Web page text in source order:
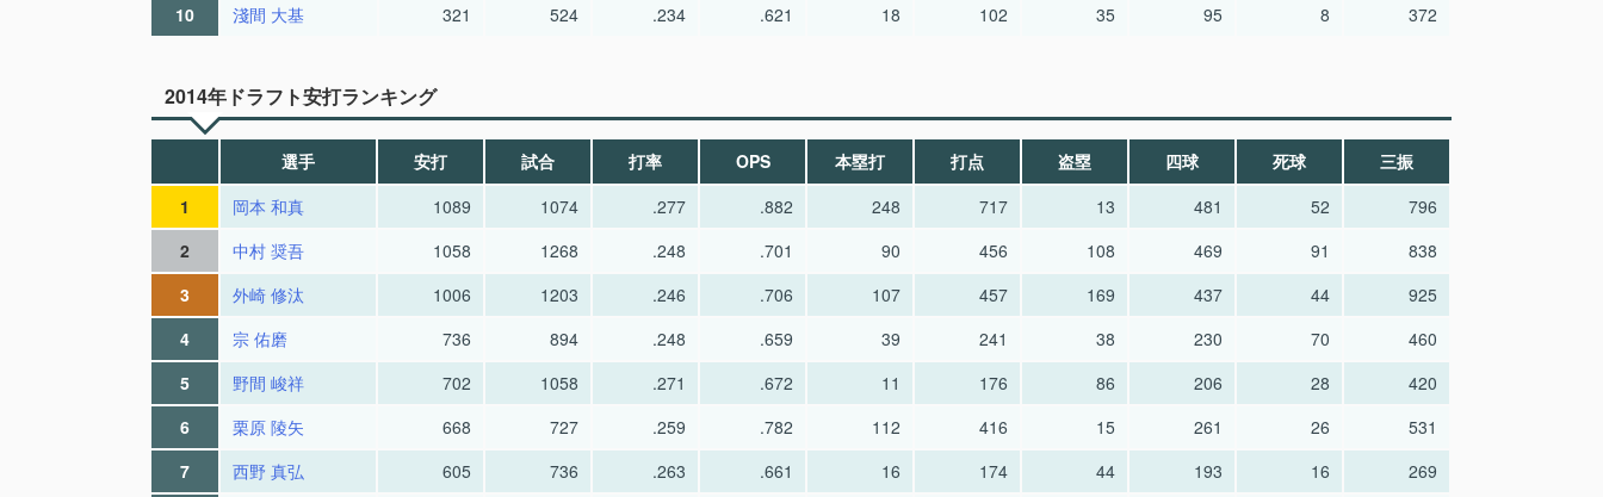
10
淺間 大基 321 524 .234 .621 18 102 35 95 8 372
2014年ドラフト安打ランキング
選手 安打 試合 打率 OPS 本塁打 打点 盗塁 四球 死球
三振
1
岡本 和真 1089 1074 .277 .882 248 717 13 481 52
796
2
中村 奨吾 1058 1268 .248 .701 90 456 108 469 91
838
3
外崎 修汰 1006 1203 .246 .706 107 457 169 437 44
925
4
宗 佑磨 736 894 .248 .659 39 241 38 230 70
460
5
野間 峻祥 702 1058 .271 .672 11 176 86 206 28
420
6
栗原 陵矢 668 727 .259 .782 112 416 15 261 26
531
7
西野 真弘 605 736 .263 .661 16 174 44 193 16
269